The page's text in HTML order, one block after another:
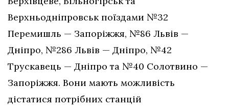
Верхньодніпровськ поїздами №32
Перемишль — Запоріжжя, №86 Львів —
Дніпро, №286 Львів — Дніпро, №42
Трускавець — Дніпро та №40 Солотвино —
Запоріжжя. Вони мають можливість
дістатися потрібних станцій